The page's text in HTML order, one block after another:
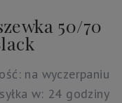
50/70
na wyczerpaniu
w: 24 godziny